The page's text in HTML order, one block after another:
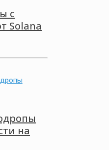
с
Solana
на